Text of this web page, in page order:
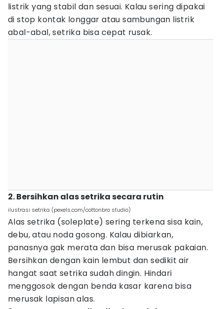
listrik yang stabil dan sesuai. Kalau sering dipakai
di stop kontak longgar atau sambungan listrik
abal-abal, setrika bisa cepat rusak.
2. Bersihkan alas setrika secara rutin
ilustrasi setrika (pexels.com/cottonbro studio)
Alas setrika (soleplate) sering terkena sisa kain,
debu, atau noda gosong. Kalau dibiarkan,
panasnya gak merata dan bisa merusak pakaian.
Bersihkan dengan kain lembut dan sedikit air
hangat saat setrika sudah dingin. Hindari
menggosok dengan benda kasar karena bisa
merusak lapisan alas.